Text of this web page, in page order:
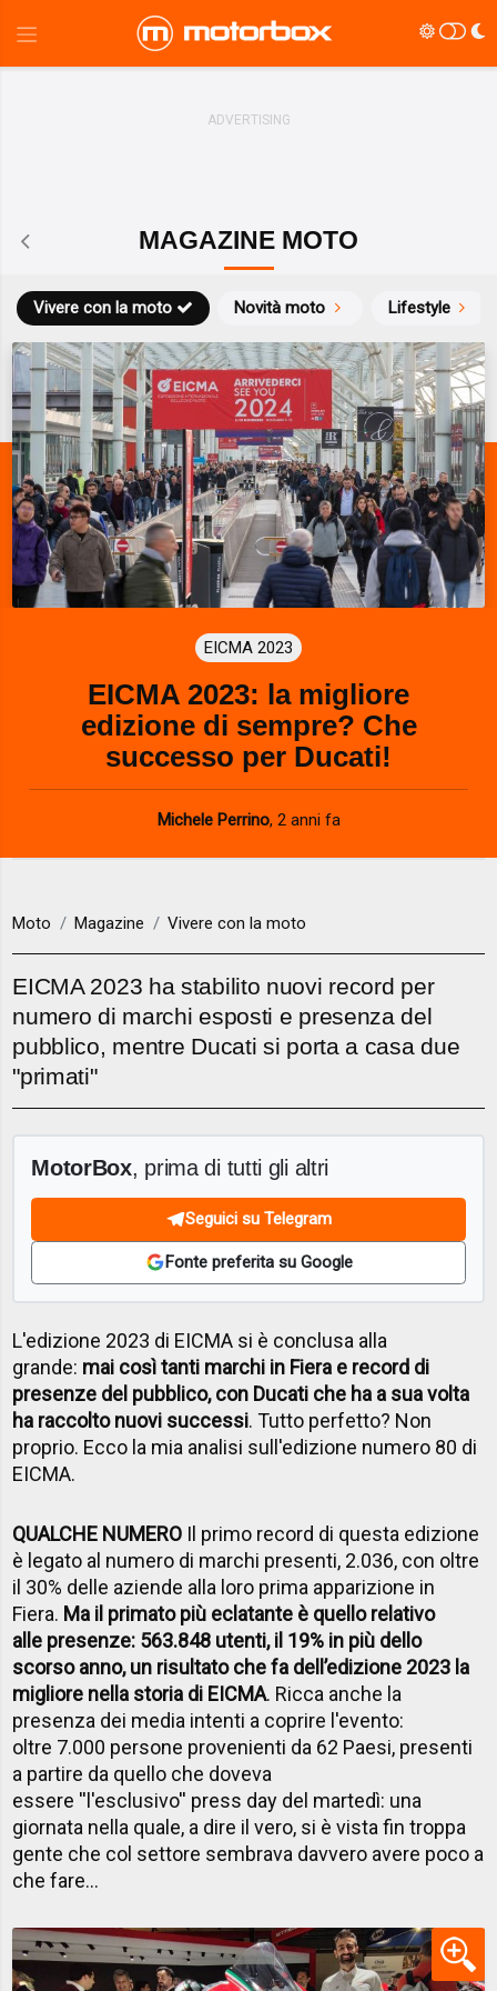
MAGAZINE MOTO
Novità moto
Vivere con la moto Lifestyle
EICMA 2023
EICMA 2023: la migliore
edizione di sempre? Che
successo per Ducati!
Michele Perrino, 2 anni fa
Moto Magazine Vivere con la moto
EICMA 2023 ha stabilito nuovi record per
numero di marchi esposti e presenza del
pubblico, mentre Ducati si porta a casa due
"primati"
MotorBox, prima di tutti gli altri
Seguici su Telegram
Fonte preferita su Google
L'edizione 2023 di EICMA si è conclusa alla
grande: mai così tanti marchi in Fiera e record di
presenze del pubblico, con Ducati che ha a sua volta
ha raccolto nuovi successi. Tutto perfetto? Non
proprio. Ecco la mia analisi sull'edizione numero 80 di
EICMA.
QUALCHE NUMERO Il primo record di questa edizione
è legato al numero di marchi presenti, 2.036, con oltre
il 30% delle aziende alla loro prima apparizione in
Fiera. Ma il primato più eclatante è quello relativo
alle presenze: 563.848 utenti, il 19% in più dello
scorso anno, un risultato che fa dell’edizione 2023 la
migliore nella storia di EICMA. Ricca anche la
presenza dei media intenti a coprire l'evento:
oltre 7.000 persone provenienti da 62 Paesi, presenti
a partire da quello che doveva
essere ''l'esclusivo'' press day del martedì: una
giornata nella quale, a dire il vero, si è vista fin troppa
gente che col settore sembrava davvero avere poco a
che fare...